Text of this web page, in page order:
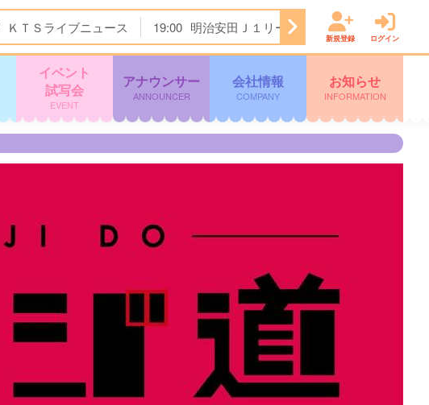
ＫＴＳライブニュース 19:00 明治安田Ｊ１リーグ開幕戦 横浜Ｆ・マリ
新規登録 ログイン
イベント
試写会
EVENT
アナウンサー
ANNOUNCER
会社情報
COMPANY
お知らせ
INFORMATION